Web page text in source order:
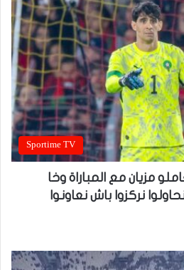
Sportime TV
مزيان مع المباراة وخا
نركزوا باش نعاونوا